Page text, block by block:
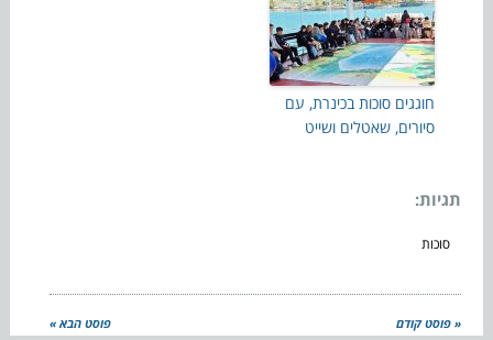
חוגגים סוכות בכינרת, עם
סיורים, שאטלים ושייט
תגיות:
סוכות
« פוסט קודם פוסט הבא »